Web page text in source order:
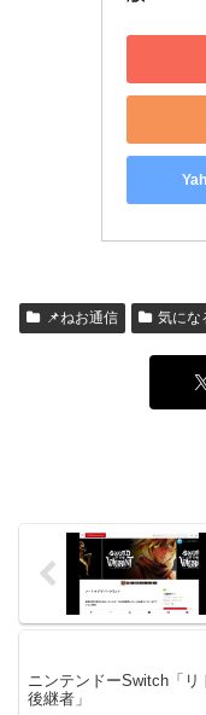
📌ねお通信 気にな
ニンテンドーSwitch「
後継者」